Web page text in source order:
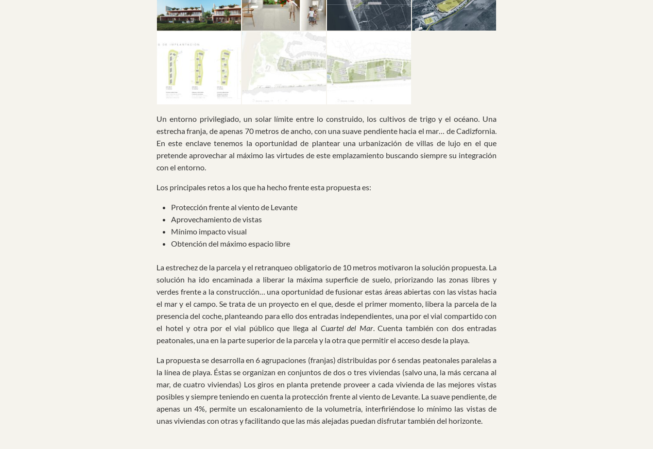
Un entorno privilegiado, un solar límite entre lo construido, los cultivos de trigo y el océano. Una
estrecha franja, de apenas 70 metros de ancho, con una suave pendiente hacia el mar… de Cadizfornia.
En este enclave tenemos la oportunidad de plantear una urbanización de villas de lujo en el que
pretende aprovechar al máximo las virtudes de este emplazamiento buscando siempre su integración
con el entorno.
Los principales retos a los que ha hecho frente esta propuesta es:
Protección frente al viento de Levante
Aprovechamiento de vistas
Mínimo impacto visual
Obtención del máximo espacio libre
La estrechez de la parcela y el retranqueo obligatorio de 10 metros motivaron la solución propuesta. La
solución ha ido encaminada a liberar la máxima superficie de suelo, priorizando las zonas libres y
verdes frente a la construcción… una oportunidad de fusionar estas áreas abiertas con las vistas hacia
el mar y el campo. Se trata de un proyecto en el que, desde el primer momento, libera la parcela de la
presencia del coche, planteando para ello dos entradas independientes, una por el vial compartido con
el hotel y otra por el vial público que llega al Cuartel del Mar. Cuenta también con dos entradas
peatonales, una en la parte superior de la parcela y la otra que permitir el acceso desde la playa.
La propuesta se desarrolla en 6 agrupaciones (franjas) distribuidas por 6 sendas peatonales paralelas a
la línea de playa. Éstas se organizan en conjuntos de dos o tres viviendas (salvo una, la más cercana al
mar, de cuatro viviendas) Los giros en planta pretende proveer a cada vivienda de las mejores vistas
posibles y siempre teniendo en cuenta la protección frente al viento de Levante. La suave pendiente, de
apenas un 4%, permite un escalonamiento de la volumetría, interfiriéndose lo mínimo las vistas de
unas viviendas con otras y facilitando que las más alejadas puedan disfrutar también del horizonte.